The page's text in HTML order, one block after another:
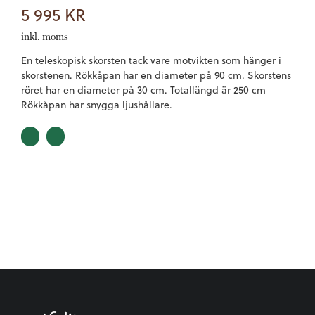
5 995 KR
inkl. moms
En teleskopisk skorsten tack vare motvikten som hänger i
skorstenen. Rökkåpan har en diameter på 90 cm. Skorstens
röret har en diameter på 30 cm. Totallängd är 250 cm
Rökkåpan har snygga ljushållare.